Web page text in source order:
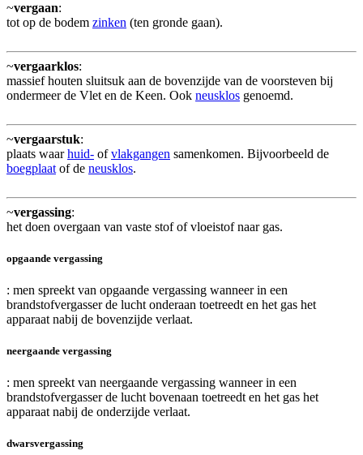
~vergaan:
tot op de bodem zinken (ten gronde gaan).
~vergaarklos:
massief houten sluitsuk aan de bovenzijde van de voorsteven bij
ondermeer de Vlet en de Keen. Ook neusklos genoemd.
~vergaarstuk:
plaats waarhuid- ofvlakgangen samenkomen. Bijvoorbeeld de
boegplaat of de neusklos.
~vergassing:
het doen overgaan van vaste stof of vloeistof naar gas.
opgaande vergassing
: men spreekt van opgaande vergassing wanneer in een
brandstofvergasser de lucht onderaan toetreedt en het gas het
apparaat nabij de bovenzijde verlaat.
neergaande vergassing
: men spreekt van neergaande vergassing wanneer in een
brandstofvergasser de lucht bovenaan toetreedt en het gas het
apparaat nabij de onderzijde verlaat.
dwarsvergassing